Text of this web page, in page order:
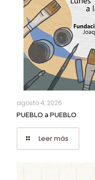
agosto 4, 2026
PUEBLO a PUEBLO
Leer más